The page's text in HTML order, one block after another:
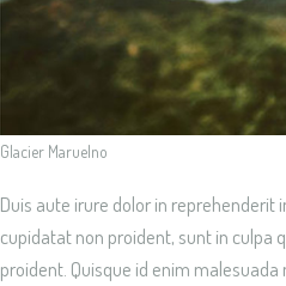
Glacier Maruelno
Duis aute irure dolor in
cupidatat non proident, sunt in culpa
proident. Quisque id enim